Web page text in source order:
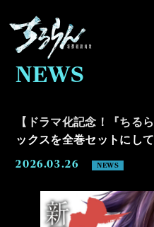
NEWS
【 ドラマ化記念 ！ 『ちるら
ッ ク スを全巻セ ッ ト に して
2026.03.26 NEWS